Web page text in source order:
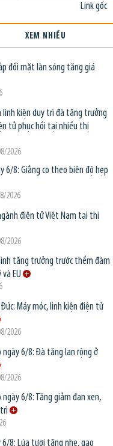
Link gốc
XEM NHIỀU
đối mặt làn sóng tăng giá
kiện duy trì đà tăng trưởng
tử phục hồi tại nhiều thị
2026
6/8: Giằng co theo biên độ hẹp
2026
điện tử Việt Nam tại thị
2026
tăng trưởng trước thềm đàm
EU
Máy móc, linh kiện điện tử
2026
ngày 6/8: Đà tăng lan rộng ở
2026
6/8: Tăng giảm đan xen,
8: Lúa tươi tăng nhẹ, gạo